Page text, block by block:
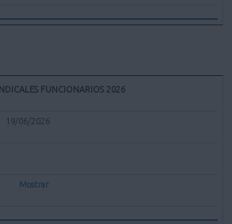
FUNCIONARIOS 2026
19/06/2026
Mostrar